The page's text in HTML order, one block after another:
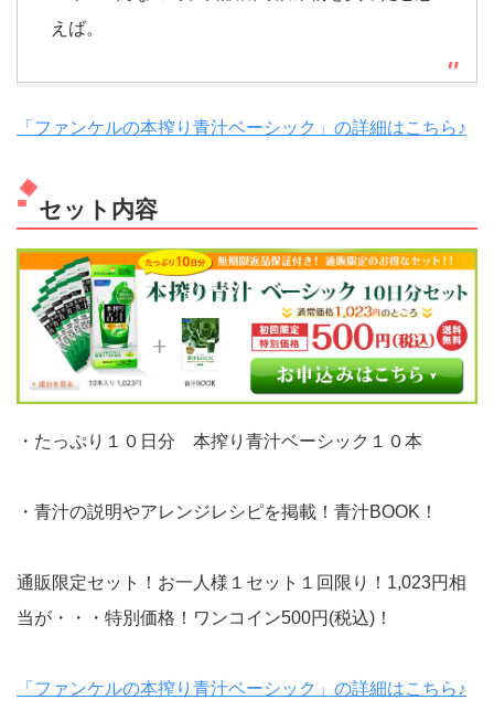
えば。
「ファンケルの本搾り青汁ベーシック」の詳細はこちら♪
セット内容
・たっぷり１０日分 本搾り青汁ベーシック１０本
・青汁の説明やアレンジレシピを掲載！青汁BOOK！
通販限定セット！お一人様１セット１回限り！1,023円相
当が・・・特別価格！ワンコイン500円(税込)！
「ファンケルの本搾り青汁ベーシック」の詳細はこちら♪